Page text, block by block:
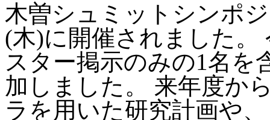
木曽シュミットシンポ
(木)に開催されました
スター掲示のみの1名を
加しました。 来年度か
ラを用いた研究計画や